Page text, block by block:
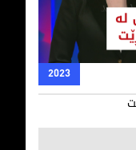
2023